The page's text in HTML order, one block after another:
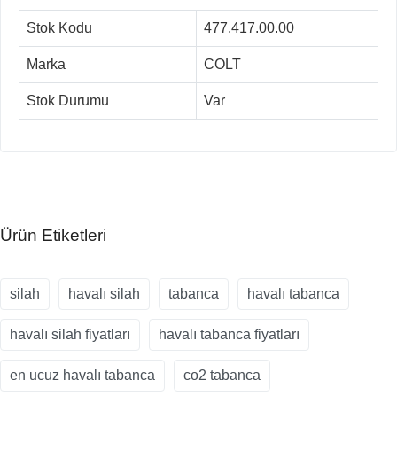
Stok Kodu 477.417.00.00
Marka COLT
Stok Durumu Var
Ürün Etiketleri
silah havalı silah tabanca havalı tabanca
havalı silah fiyatları havalı tabanca fiyatları
en ucuz havalı tabanca co2 tabanca